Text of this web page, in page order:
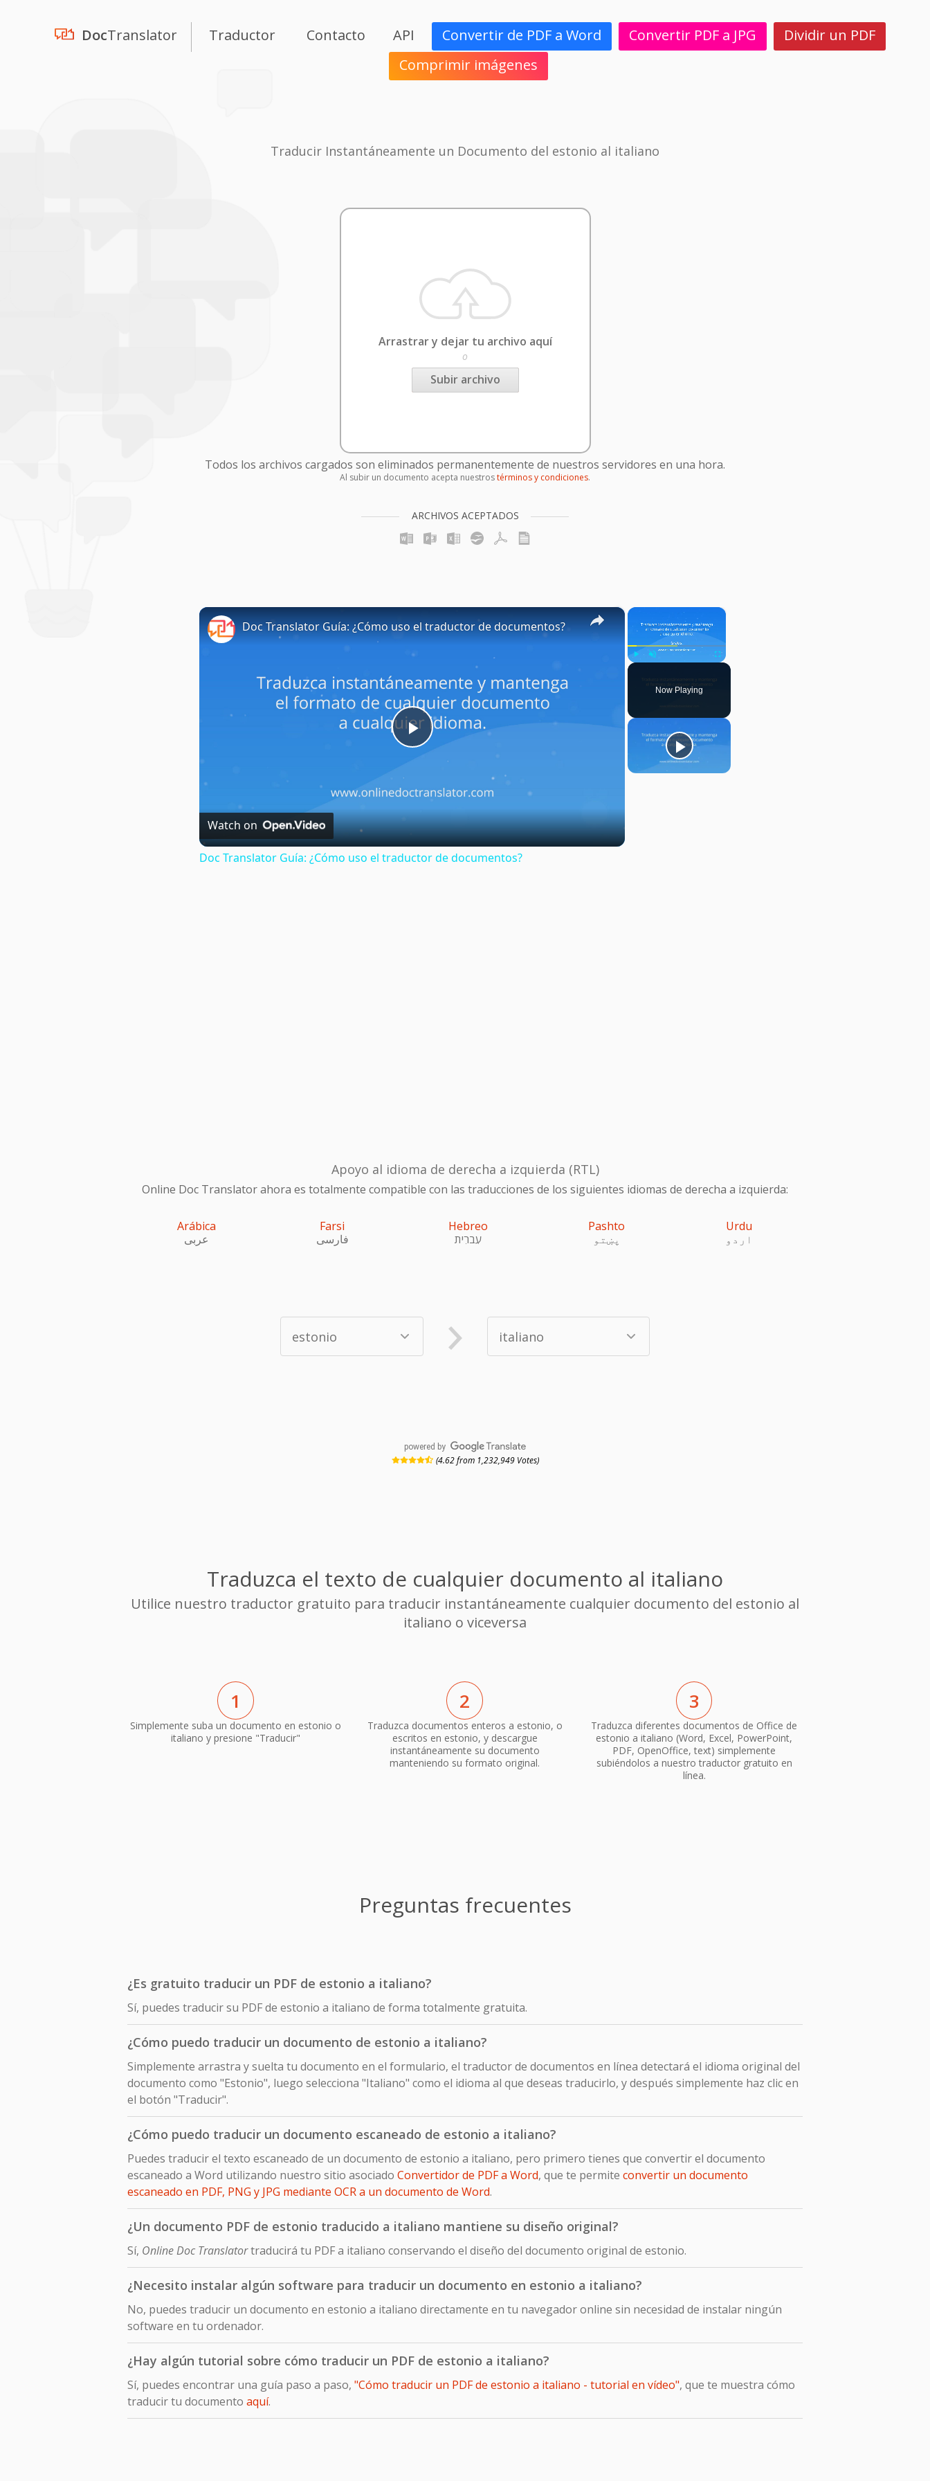
DocTranslator Traductor Contacto API Convertir de PDF a Word Convertir PDF a JPG
Dividir un PDF
Comprimir imágenes
Traducir Instantáneamente un Documento del estonio al italiano
Arrastrar y dejar tu archivo aquí
o
Subir archivo
Todos los archivos cargados son eliminados permanentemente de nuestros servidores en una hora.
Al subir un documento acepta nuestrostérminos y condiciones.
ARCHIVOS ACEPTADOS
×
Fullscreen
Now Playing
×
Play
Video
Doc Translator Guía: ¿Cómo uso el traductor de documentos?
Watch on
Doc Translator Guía: ¿Cómo uso el traductor de documentos?
Apoyo al idioma de derecha a izquierda (RTL)
Online Doc Translator ahora es totalmente compatible con las traducciones de los siguientes idiomas de derecha a izquierda:
Arábica
عربى
Farsi
فارسی
Hebreo
עִברִית
Pashto
پښتو
Urdu
اردو
powered by
(4.62 from 1,232,949 Votes)
Traduzca el texto de cualquier documento al italiano
Utilice nuestro traductor gratuito para traducir instantáneamente cualquier documento del estonio al
italiano o viceversa
1
Simplemente suba un documento en estonio o
italiano y presione "Traducir"
2
Traduzca documentos enteros a estonio, o
escritos en estonio, y descargue
instantáneamente su documento
manteniendo su formato original.
3
Traduzca diferentes documentos de Office de
estonio a italiano (Word, Excel, PowerPoint,
PDF, OpenOffice, text) simplemente
subiéndolos a nuestro traductor gratuito en
línea.
Preguntas frecuentes
¿Es gratuito traducir un PDF de estonio a italiano?
Sí, puedes traducir su PDF de estonio a italiano de forma totalmente gratuita.
¿Cómo puedo traducir un documento de estonio a italiano?
Simplemente arrastra y suelta tu documento en el formulario, el traductor de documentos en línea detectará el idioma original del
documento como "Estonio", luego selecciona "Italiano" como el idioma al que deseas traducirlo, y después simplemente haz clic en
el botón "Traducir".
¿Cómo puedo traducir un documento escaneado de estonio a italiano?
Puedes traducir el texto escaneado de un documento de estonio a italiano, pero primero tienes que convertir el documento
escaneado a Word utilizando nuestro sitio asociado Convertidor de PDF a Word, que te permite convertir un documento
escaneado en PDF, PNG y JPG mediante OCR a un documento de Word.
¿Un documento PDF de estonio traducido a italiano mantiene su diseño original?
Sí, Online Doc Translatortraducirá tu PDF a italiano conservando el diseño del documento original de estonio.
¿Necesito instalar algún software para traducir un documento en estonio a italiano?
No, puedes traducir un documento en estonio a italiano directamente en tu navegador online sin necesidad de instalar ningún
software en tu ordenador.
¿Hay algún tutorial sobre cómo traducir un PDF de estonio a italiano?
Sí, puedes encontrar una guía paso a paso, "Cómo traducir un PDF de estonio a italiano - tutorial en vídeo", que te muestra cómo
traducir tu documento aquí.